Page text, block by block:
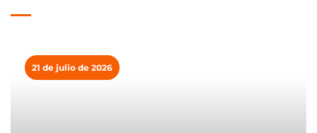
21 de julio de 2026